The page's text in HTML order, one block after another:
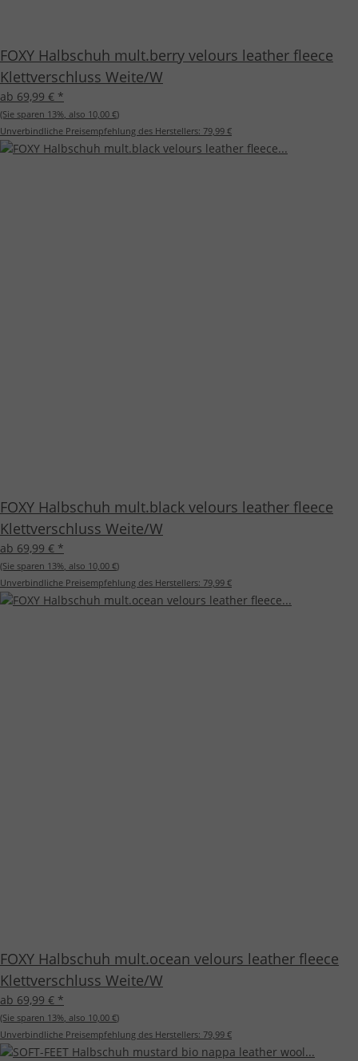
FOXY Halbschuh mult.berry velours leather fleece
Klettverschluss Weite/W
ab 69,99 € *
(Sie sparen 13%, also 10,00 €)
Unverbindliche Preisempfehlung des Herstellers: 79,99 €
FOXY Halbschuh mult.black velours leather fleece
Klettverschluss Weite/W
ab 69,99 € *
(Sie sparen 13%, also 10,00 €)
Unverbindliche Preisempfehlung des Herstellers: 79,99 €
FOXY Halbschuh mult.ocean velours leather fleece
Klettverschluss Weite/W
ab 69,99 € *
(Sie sparen 13%, also 10,00 €)
Unverbindliche Preisempfehlung des Herstellers: 79,99 €